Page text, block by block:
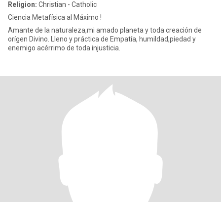
Religion: Christian - Catholic
Ciencia Metafísica al Máximo !
Amante de la naturaleza,mi amado planeta y toda creación de
orígen Divino. Lleno y práctica de Empatía, humildad,piedad y
enemigo acérrimo de toda injusticia.